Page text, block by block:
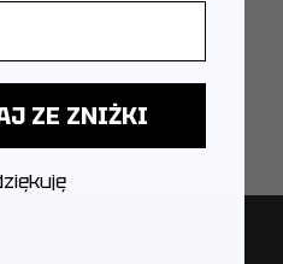
ZE ZNIŻKI